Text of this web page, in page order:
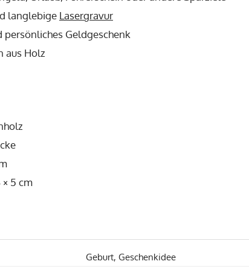
langlebige Lasergravur
persönliches Geldgeschenk
aus Holz
× 5 cm
Geburt, Geschenkidee